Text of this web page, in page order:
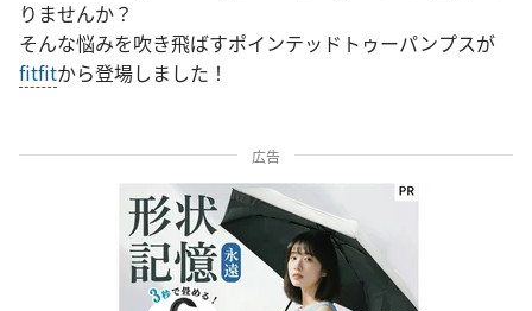
りませんか？
そんな悩みを吹き飛ばすポインテッドトゥーパンプスが
fitfitから登場しました！
広告